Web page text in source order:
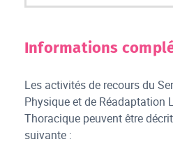
Informations
Les activités de recours du
Physique et de Réadaptation
Thoracique peuvent être
suivante :